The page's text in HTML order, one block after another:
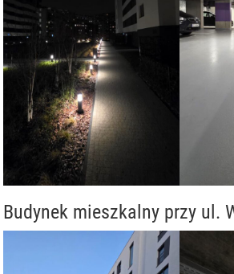
Budynek mieszkalny przy ul.